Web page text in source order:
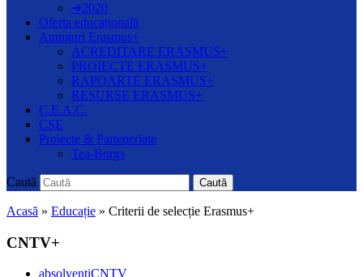
➔2020
Oferta educațională
Anunțuri Erasmus+
ACREDITARE ERASMUS+
PROIECTE ERASMUS+
RAPOARTE ERASMUS+
RESURSE ERASMUS+
C.E.A.C.
CȘE
Proiecte & Parteneriate
Tea-Borgs
Caută Caută
Acasă » Educație » Criterii de selecție Erasmus+
CNTV+
absolvențiCNTV